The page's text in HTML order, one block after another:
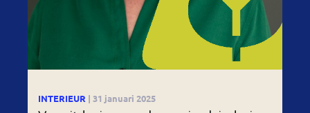
INTERIEUR | 31 januari 2025